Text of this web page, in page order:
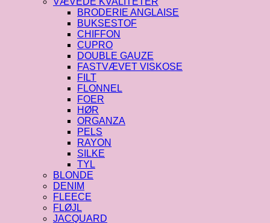
BRODERIE ANGLAISE
BUKSESTOF
CHIFFON
CUPRO
DOUBLE GAUZE
FASTVÆVET VISKOSE
FILT
FLONNEL
FOER
HØR
ORGANZA
PELS
RAYON
SILKE
TYL
BLONDE
DENIM
FLEECE
FLØJL
JACQUARD